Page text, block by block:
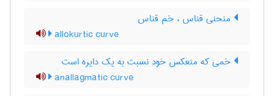
منحنی قناس ، خم قناس
allokurtic curve
خمی که منعکس خود نسبت به یک دایره است
anallagmatic curve